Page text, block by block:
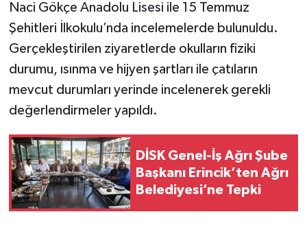
Naci Gökçe Anadolu Lisesi ile 15 Temmuz
Şehitleri İlkokulu’nda incelemelerde bulunuldu.
Gerçekleştirilen ziyaretlerde okulların fiziki
durumu, ısınma ve hijyen şartları ile çatıların
mevcut durumları yerinde incelenerek gerekli
değerlendirmeler yapıldı.
DİSK Genel-İş Ağrı Şube
Başkanı Erincik’ten Ağrı
Belediyesi’ne Tepki